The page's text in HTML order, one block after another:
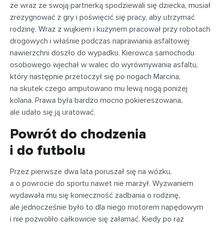
że wraz ze swoją partnerką spodziewali się dziecka, musiał
zrezygnować z gry i poświęcić się pracy, aby utrzymać
rodzinę. Wraz z wujkiem i kuzynem pracował przy robotach
drogowych i właśnie podczas naprawiania asfaltowej
nawierzchni doszło do wypadku. Kierowca samochodu
osobowego wjechał w walec do wyrównywania asfaltu,
który następnie przetoczył się po nogach Marcina,
na skutek czego amputowano mu lewą nogą poniżej
kolana. Prawa była bardzo mocno pokiereszowana,
ale udało się ją uratować.
Powrót do chodzenia
i do futbolu
Przez pierwsze dwa lata poruszał się na wózku,
a o powrocie do sportu nawet nie marzył. Wyzwaniem
wydawała mu się konieczność zadbania o rodzinę,
ale jednocześnie było to dla niego motorem napędowym
i nie pozwoliło całkowicie się załamać. Kiedy po raz